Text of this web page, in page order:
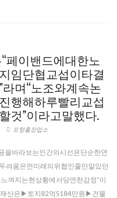
페이밴드에대한노
임단협교섭이타결
며“노조와계속논
행해하루빨리교섭
것”이라고말했다.
포항출장업소
을바라보는인간의시선은단순한연
려움은먼미래의위협인줄만알았던
껴지는현상황에서당연한감정”이
산은▶토지82억5184만원▶건물